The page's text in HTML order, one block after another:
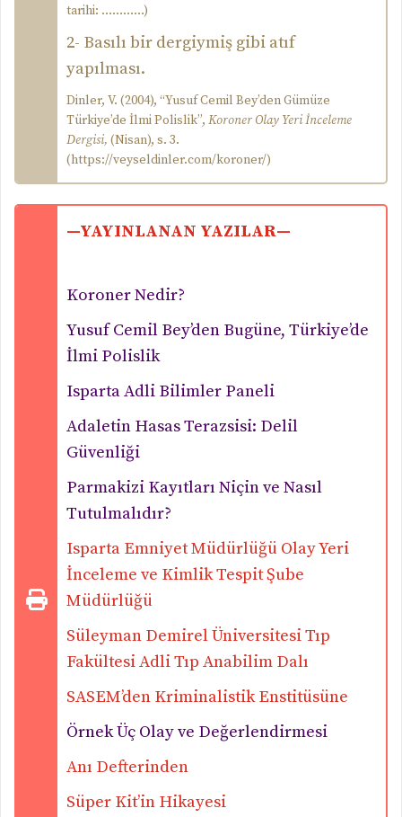
tarihi: …………)
2- Basılı bir dergiymiş gibi atıf
yapılması.
Dinler, V. (2004), “Yusuf Cemil Bey’den Gümüze
Türkiye’de İlmi Polislik”, Koroner Olay Yeri İnceleme
Dergisi, (Nisan), s. 3.
(https://veyseldinler.com/koroner/)
—YAYINLANAN YAZILAR—
Koroner Nedir?
Yusuf Cemil Bey’den Bugüne, Türkiye’de
İlmi Polislik
Isparta Adli Bilimler Paneli
Adaletin Hasas Terazsisi: Delil
Güvenliği
Parmakizi Kayıtları Niçin ve Nasıl
Tutulmalıdır?
Isparta Emniyet Müdürlüğü Olay Yeri
İnceleme ve Kimlik Tespit Şube
Müdürlüğü
Süleyman Demirel Üniversitesi Tıp
Fakültesi Adli Tıp Anabilim Dalı
SASEM’den Kriminalistik Enstitüsüne
Örnek Üç Olay ve Değerlendirmesi
Anı Defterinden
Süper Kit’in Hikayesi